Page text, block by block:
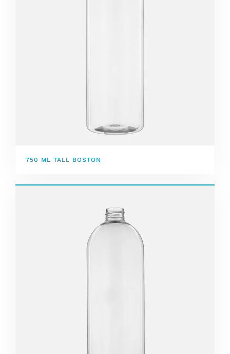
750 ML TALL BOSTON